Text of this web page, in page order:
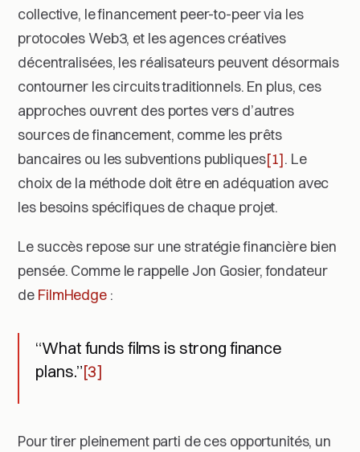
collective, le financement peer-to-peer via les
protocoles Web3, et les agences créatives
décentralisées, les réalisateurs peuvent désormais
contourner les circuits traditionnels. En plus, ces
approches ouvrent des portes vers d’autres
sources de financement, comme les prêts
bancaires ou les subventions publiques[1]. Le
choix de la méthode doit être en adéquation avec
les besoins spécifiques de chaque projet.
Le succès repose sur une stratégie financière bien
pensée. Comme le rappelle Jon Gosier, fondateur
de FilmHedge:
“What funds films is strong finance
plans.”[3]
Pour tirer pleinement parti de ces opportunités, un